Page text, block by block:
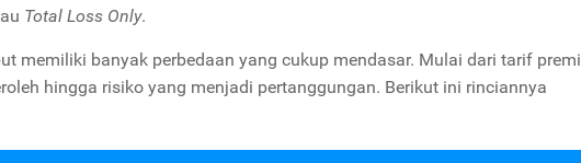
Total Loss Only.
memiliki banyak perbedaan yang cukup mendasar. Mulai dari tarif premi
hingga risiko yang menjadi pertanggungan. Berikut ini rinciannya